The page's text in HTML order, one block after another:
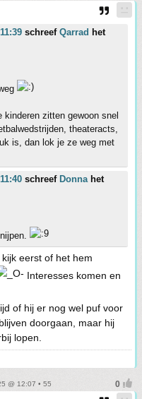
schreef Qarrad het
zitten gewoon snel
theateracts,
is, dan lok je ze weg met
schreef Donnahet
eerst of het hem
Interesses komen en
of hij er nog wel puf voor
doorgaan, maar hij
lopen.
@ 12:07 • 55